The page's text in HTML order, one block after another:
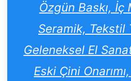
Özgün Baskı, İç
Seramik, Tekstil
Geleneksel El
Eski Çini